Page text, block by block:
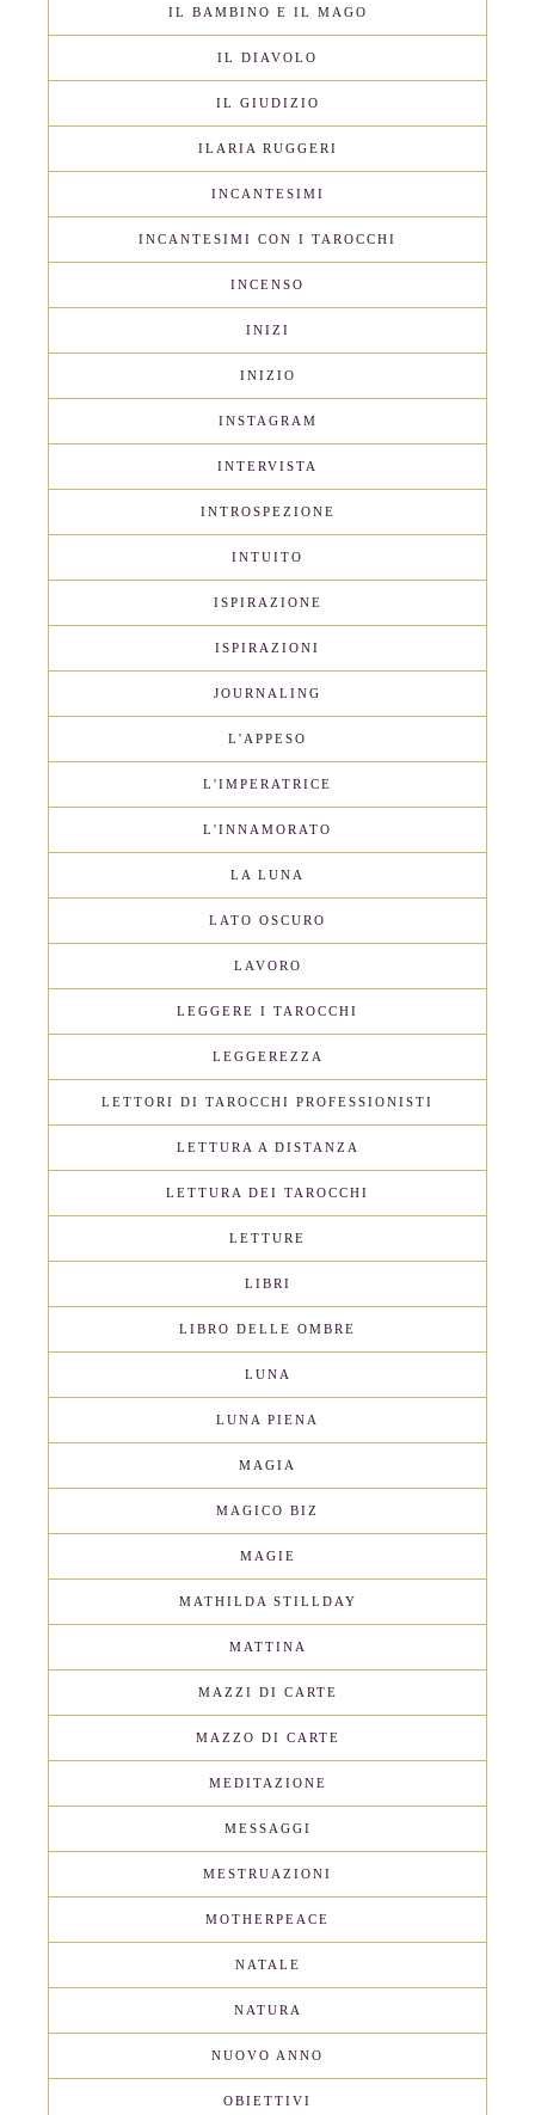
IL BAMBINO E IL MAGO
IL DIAVOLO
IL GIUDIZIO
ILARIA RUGGERI
INCANTESIMI
INCANTESIMI CON I TAROCCHI
INCENSO
INIZI
INIZIO
INSTAGRAM
INTERVISTA
INTROSPEZIONE
INTUITO
ISPIRAZIONE
ISPIRAZIONI
JOURNALING
L'APPESO
L'IMPERATRICE
L'INNAMORATO
LA LUNA
LATO OSCURO
LAVORO
LEGGERE I TAROCCHI
LEGGEREZZA
LETTORI DI TAROCCHI PROFESSIONISTI
LETTURA A DISTANZA
LETTURA DEI TAROCCHI
LETTURE
LIBRI
LIBRO DELLE OMBRE
LUNA
LUNA PIENA
MAGIA
MAGICO BIZ
MAGIE
MATHILDA STILLDAY
MATTINA
MAZZI DI CARTE
MAZZO DI CARTE
MEDITAZIONE
MESSAGGI
MESTRUAZIONI
MOTHERPEACE
NATALE
NATURA
NUOVO ANNO
OBIETTIVI